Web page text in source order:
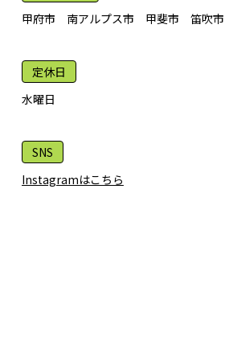
甲府市 南アルプス市 甲斐市 笛吹
定休日
水曜日
SNS
Instagramはこちら